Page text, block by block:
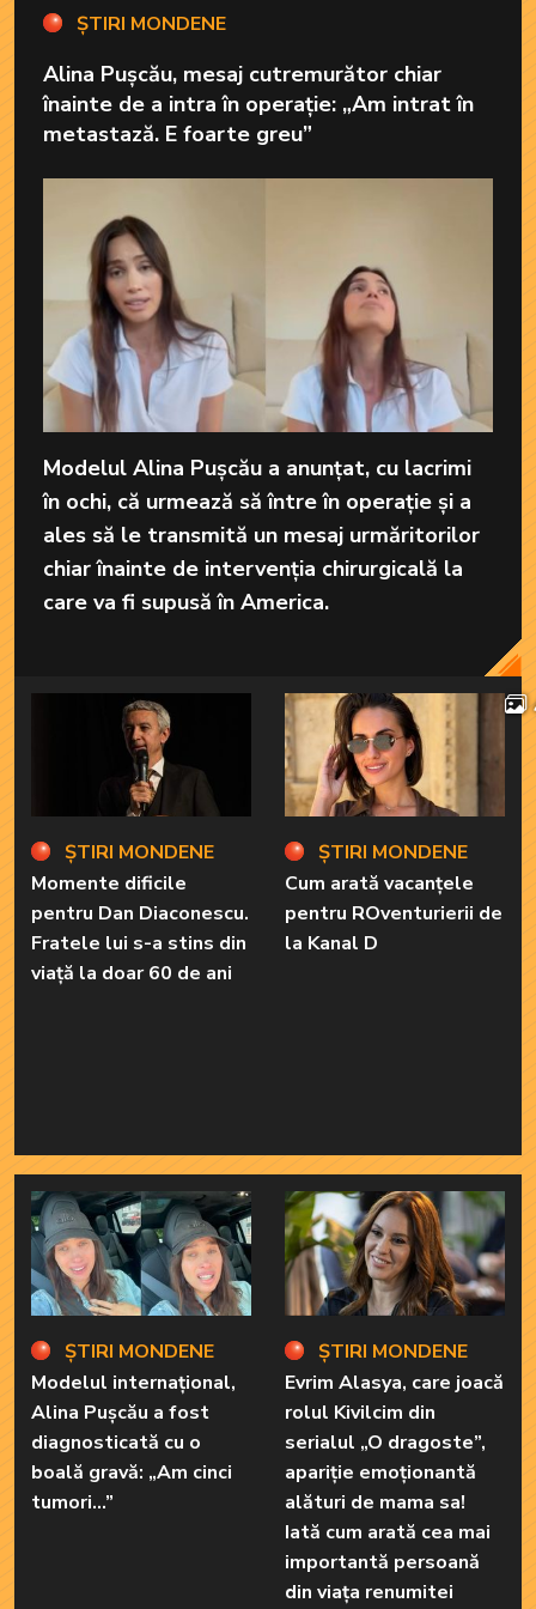
ȘTIRI MONDENE
Alina Pușcău, mesaj cutremurător chiar
înainte de a intra în operație: „Am intrat în
metastază. E foarte greu”
Modelul Alina Pușcău a anunțat, cu lacrimi
în ochi, că urmează să între în operație și a
ales să le transmită un mesaj urmăritorilor
chiar înainte de intervenția chirurgicală la
care va fi supusă în America.
ȘTIRI MONDENE
Momente dificile
pentru Dan Diaconescu.
Fratele lui s-a stins din
viață la doar 60 de ani
ȘTIRI MONDENE
Modelul internațional,
Alina Pușcău a fost
diagnosticată cu o
boală gravă: „Am cinci
tumori...”
ȘTIRI MONDENE
Cum arată vacanțele
pentru ROventurierii de
la Kanal D
ȘTIRI MONDENE
Evrim Alasya, care joacă
rolul Kivilcim din
serialul „O dragoste”,
apariție emoționantă
alături de mama sa!
Iată cum arată cea mai
importantă persoană
din viața renumitei